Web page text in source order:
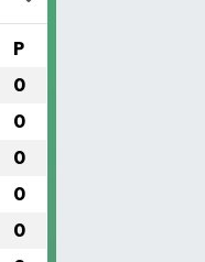
P
0
0
0
0
0